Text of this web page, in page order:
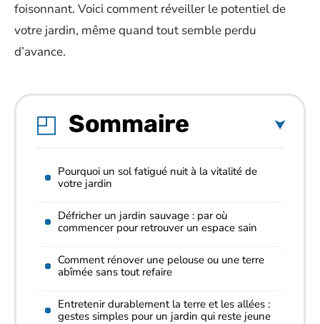
foisonnant. Voici comment réveiller le potentiel de
votre jardin, même quand tout semble perdu
d’avance.
Sommaire
Pourquoi un sol fatigué nuit à la vitalité de
votre jardin
Défricher un jardin sauvage : par où
commencer pour retrouver un espace sain
Comment rénover une pelouse ou une terre
abîmée sans tout refaire
Entretenir durablement la terre et les allées :
gestes simples pour un jardin qui reste jeune